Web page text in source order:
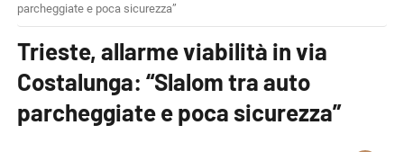
parcheggiate e poca sicurezza”
Trieste, allarme viabilità in via
Costalunga: “Slalom tra auto
parcheggiate e poca sicurezza”